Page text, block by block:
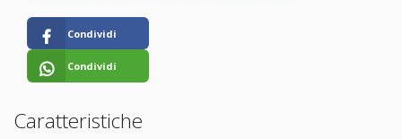
Condividi
Condividi
Caratteristiche